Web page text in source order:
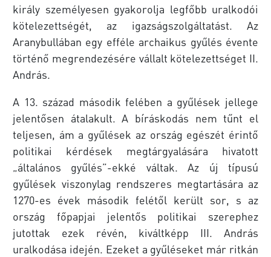
király személyesen gyakorolja legfőbb uralkodói
kötelezettségét, az igazságszolgáltatást. Az
Aranybullában egy efféle archaikus gyűlés évente
történő megrendezésére vállalt kötelezettséget II.
András.
A 13. század második felében a gyűlések jellege
jelentősen átalakult. A bíráskodás nem tűnt el
teljesen, ám a gyűlések az ország egészét érintő
politikai kérdések megtárgyalására hivatott
„általános gyűlés”-ekké váltak. Az új típusú
gyűlések viszonylag rendszeres megtartására az
1270-es évek második felétől került sor, s az
ország főpapjai jelentős politikai szerephez
jutottak ezek révén, kiváltképp III. András
uralkodása idején. Ezeket a gyűléseket már ritkán